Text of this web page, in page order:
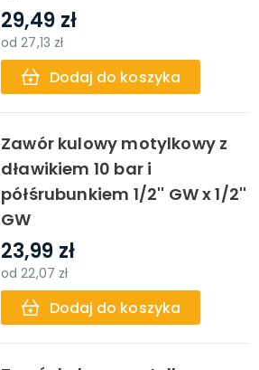
29,49 zł
od27,13 zł
Dodaj do koszyka
Zawór kulowy motylkowy z
dławikiem 10 bar i
półśrubunkiem 1/2'' GW x 1/2''
GW
23,99 zł
od22,07 zł
Dodaj do koszyka